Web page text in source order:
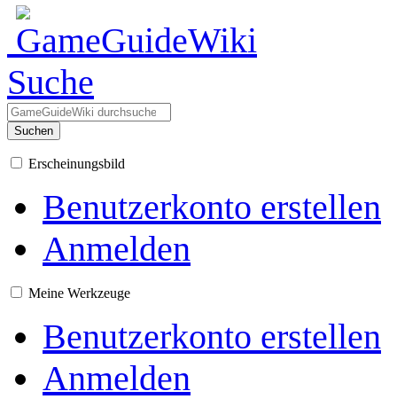
Suche
Suchen
Erscheinungsbild
Benutzerkonto erstellen
Anmelden
Meine Werkzeuge
Benutzerkonto erstellen
Anmelden